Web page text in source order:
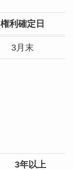
権利確定日
3月末
3年以上